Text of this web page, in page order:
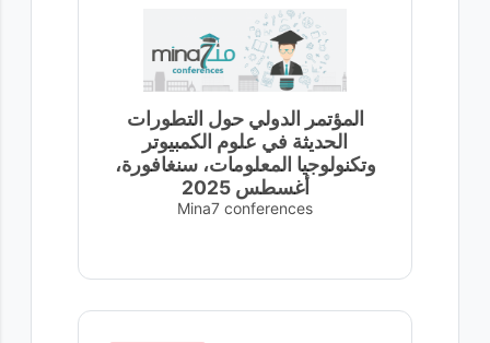
المؤتمر الدولي حول التطورات
الحديثة في علوم الكمبيوتر
وتكنولوجيا المعلومات، سنغافورة،
أغسطس 2025
Mina7 conferences